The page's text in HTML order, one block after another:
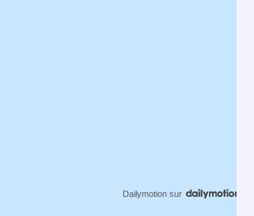
Dailymotion sur